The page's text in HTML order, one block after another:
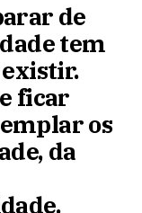
de
tem
ficar
os
da